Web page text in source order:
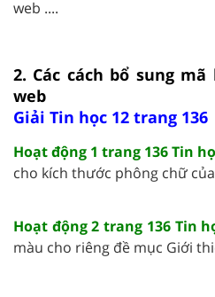
web ....
2. Các cách bổ sung
web
Giải Tin học 12 trang 136
Hoạt động 1 trang 136 Tin
cho kích thước phông chữ của
Hoạt động 2 trang 136 Tin
màu cho riêng đề mục Giới